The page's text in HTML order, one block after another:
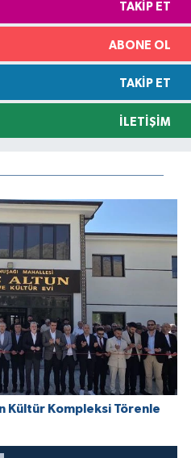
TAKIP ET
ABONE OL
TAKIP ET
İLETIŞIM
Kültür Kompleksi Törenle